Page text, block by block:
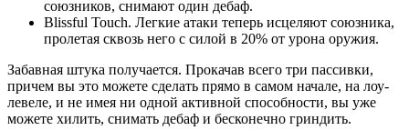
союзников, снимают один дебаф.
Blissful Touch. Легкие атаки теперь исцеляют союзника,
пролетая сквозь него с силой в 20% от урона оружия.
Забавная штука получается. Прокачав всего три пассивки,
причем вы это можете сделать прямо в самом начале, на лоу-
левеле, и не имея ни одной активной способности, вы уже
можете хилить, снимать дебаф и бесконечно гриндить.